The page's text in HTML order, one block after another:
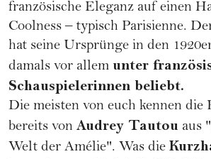
französische Eleganz auf einen
Coolness – typisch Parisienne.
hat seine Ursprünge in den
damals vor allem unter
Schauspielerinnen beliebt.
Die meisten von euch kennen
bereits von Audrey Tautou aus
Welt der Amélie". Was die